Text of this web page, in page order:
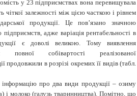
у 23 підприємствах вона перевищувала
чіткої залежності між цією часткою і рівнем
продукції. Це пов’язано значною
адже варіація рентабельності в
є доволі великою. Тому виявлення
повної собівартості реалізованої
продовжили в розрізі окремих її видів (табл.
інформацію про два види продукції – озиму
і молоко (галузь тваринництва). Помітно, що